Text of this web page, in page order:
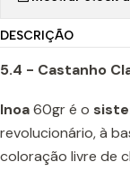
DESCRIÇÃO
5.4 - Castanho
Inoa60gr é o
revolucionário, à
coloração livre de